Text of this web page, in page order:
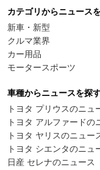
カテゴリからニュース
新車・新型
クルマ業界
カー用品
モータースポーツ
車種からニュースを探
トヨタ プリウスのニュ
トヨタ アルファードの
トヨタ ヤリスのニュー
トヨタ シエンタのニュ
日産 セレナのニュース